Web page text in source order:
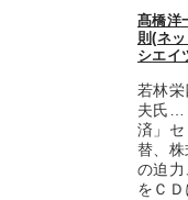
髙橋洋
則(ネ
シエイ
若林栄
夫氏…
済」
替、
の迫
をＣ